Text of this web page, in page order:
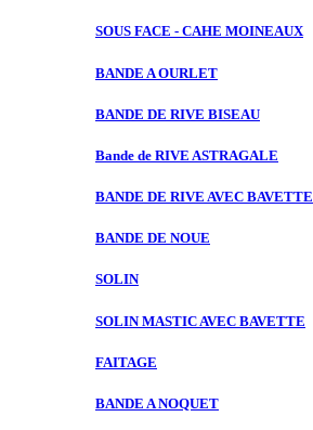
SOUS FACE - CAHE MOINEAUX
BANDE AOURLET
BANDE DE RIVE BISEAU
Bande de RIVE ASTRAGALE
BANDE DE RIVE AVEC BAVETTE
BANDE DE NOUE
SOLIN
SOLIN MASTIC AVEC BAVETTE
FAITAGE
BANDE ANOQUET